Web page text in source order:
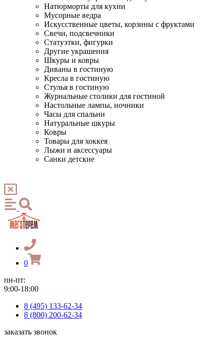
Натюрморты для кухни
Мусорные ведра
Искусственные цветы, корзины с фруктами
Свечи, подсвечники
Статуэтки, фигурки
Другие украшения
Шкуры и ковры
Диваны в гостиную
Кресла в гостиную
Стулья в гостиную
Журнальные столики для гостиной
Настольные лампы, ночники
Часы для спальни
Натуральные шкуры
Ковры
Товары для хоккея
Лыжи и аксессуары
Санки детские
0
пн-пт:
9:00-18:00
8 (495) 133-62-34
8 (800) 200-62-34
заказать звонок